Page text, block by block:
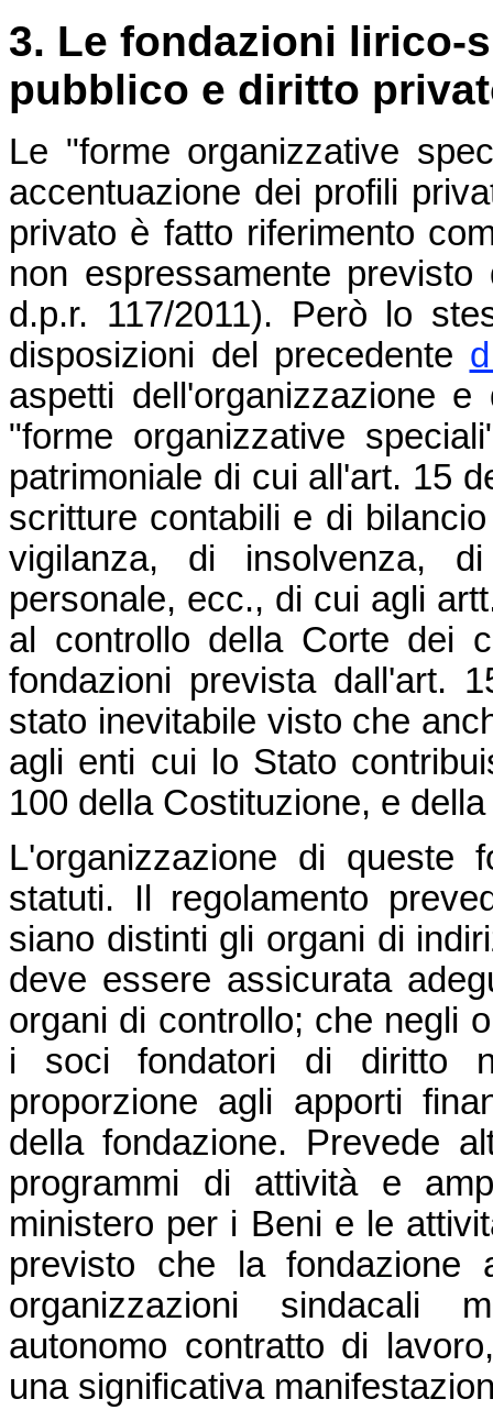
3. Le fondazioni lirico-
pubblico e diritto
Le "forme organizzative
accentuazione dei profili
privato è fatto riferimento
non espressamente
d.p.r. 117/2011). Però lo
disposizioni del precedente
aspetti dell'organizzazione
"forme organizzative
patrimoniale di cui all'art. 15
scritture contabili e di
vigilanza, di insolvenza,
personale, ecc., di cui agli
al controllo della Corte dei
fondazioni prevista dall'art.
stato inevitabile visto che
agli enti cui lo Stato
100 della Costituzione, e
L'organizzazione di queste
statuti. Il regolamento
siano distinti gli organi di
deve essere assicurata
organi di controllo; che negli
i soci fondatori di diritto
proporzione agli apporti
della fondazione. Prevede
programmi di attività e
ministero per i Beni e le
previsto che la fondazione
organizzazioni sindacali
autonomo contratto di
una significativa